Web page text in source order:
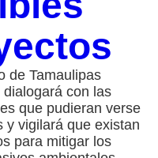
de Tamaulipas
con las
que pudieran verse
y vigilará que existan
para mitigar los